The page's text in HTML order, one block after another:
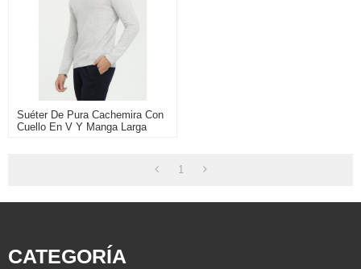
Suéter De Pura Cachemira Con
Cuello En V Y Manga Larga
1
CATEGORÍA